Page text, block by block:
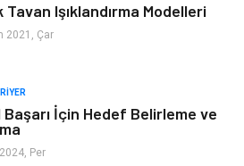
Genel Kültür
Müzik
Tavan Işıklandırma Modelleri
2021, Çar
Başarı İçin Hedef Belirleme ve
Per